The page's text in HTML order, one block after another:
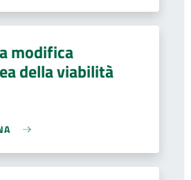
modifica
della viabilità